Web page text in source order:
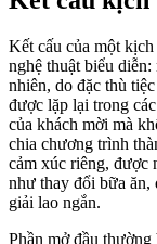
Kết cấu của một
nghệ thuật biểu
nhiên, do đặc thù
được lặp lại trong
của khách mời mà
chia chương trình
cảm xúc riêng, được
như thay đổi bữa ăn,
giải lao ngắn.
Phần mở đầu